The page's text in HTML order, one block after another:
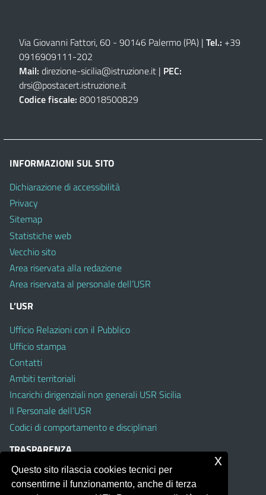
Via Giovanni Fattori, 60 - 90146 Palermo (PA) | Tel.: +39
0916909111-202
Mail: direzione-sicilia@istruzione.it | PEC:
drsi@postacert.istruzione.it
Codice fiscale: 80018500829
INFORMAZIONI SUL SITO
Dichiarazione di accessibilità
Privacy
Sitemap
Statistiche web
Vecchio sito
Area riservata alla redazione
Area riservata al personale dell’USR
L’USR
Ufficio Relazioni con il Pubblico
Ufficio stampa
Contatti
Ambiti territoriali
Incarichi dirigenziali non generali USR Sicilia
Il Personale dell’USR
Codici di comportamento e disciplinari
TRASPARENZA
Albo on line
Amministrazione Trasparente
Questo sito rilascia cookies tecnici per
consentirne il funzionamento, anche di terza
x